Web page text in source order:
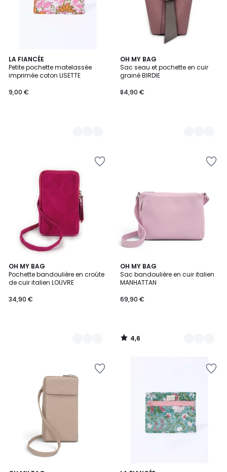
LA FIANCÉE
Petite pochette matelassée
imprimée coton LISETTE
9,00 €
3
Couleurs
OH MY BAG
Sac seau et pochette en cuir
grainé BIRDIE
84,90 €
13
Couleurs
OH MY BAG
Pochette bandoulière en croûte
de cuir italien LOUVRE
34,90 €
15
Couleurs
OH MY BAG
Sac bandoulière en cuir italien
MANHATTAN
69,90 €
4,6
/ 5
20
Couleurs
4,6
/